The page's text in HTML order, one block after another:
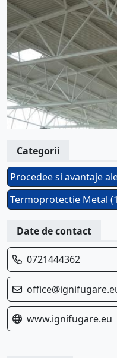
Categorii
Procedee si avantaje
Termoprotectie Metal
Date de contact
0721444362
www.ignifugare.eu